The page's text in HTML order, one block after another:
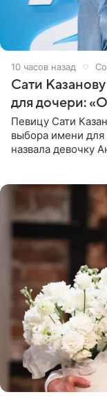
10 часов назад
Сати
для дочери:
Певицу Сати
выбора имени для
назвала девочку